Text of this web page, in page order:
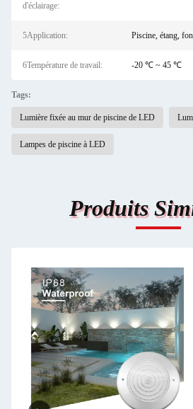
d'éclairage:
5Application: Piscine, étang,
6Température de travail: -20 ℃ ~ 45 ℃
Tags:
Lumière fixée au mur de piscine de LED
Lampes de piscine à LED
Produits